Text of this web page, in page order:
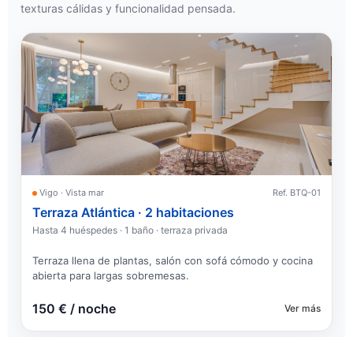
texturas cálidas y funcionalidad pensada.
Vigo · Vista mar Ref. BTQ-01
Terraza Atlántica · 2 habitaciones
Hasta 4 huéspedes · 1 baño · terraza privada
Terraza llena de plantas, salón con sofá cómodo y cocina
abierta para largas sobremesas.
150 € / noche Ver más